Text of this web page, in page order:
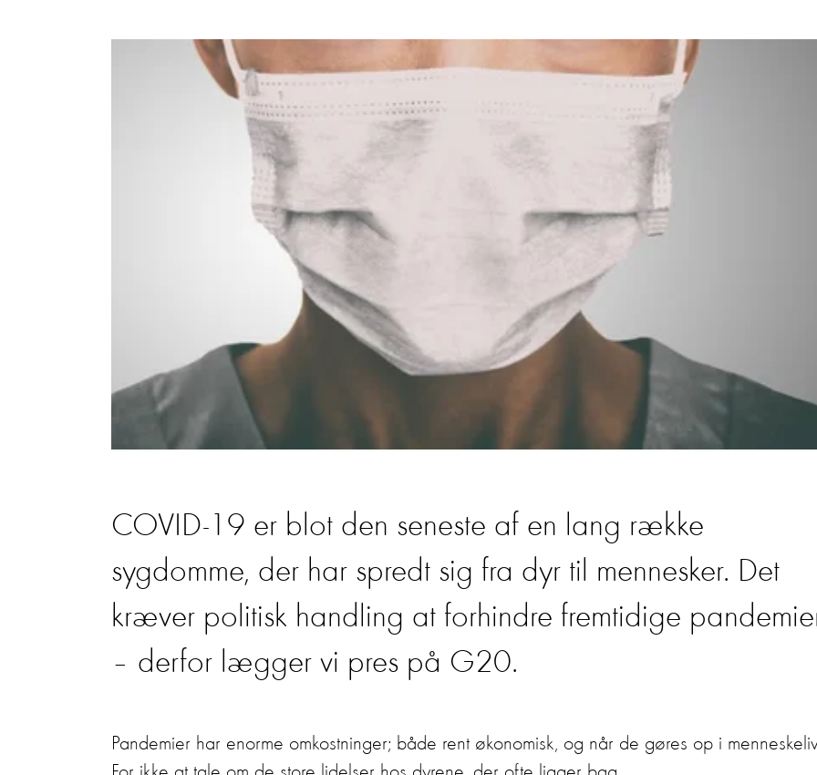
COVID-19 er blot den seneste af en lang række
sygdomme, der har spredt sig fra dyr til mennesker. Det
kræver politisk handling at forhindre fremtidige
– derfor lægger vi pres på G20.
Pandemier har enorme omkostninger; både rent økonomisk, og når de gøres op i